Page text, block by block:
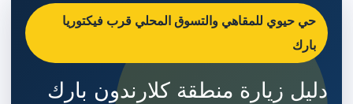
حي حيوي للمقاهي والتسوق المحلي قرب فيكتوريا
بارك
دليل زيارة منطقة كلارندون بارك